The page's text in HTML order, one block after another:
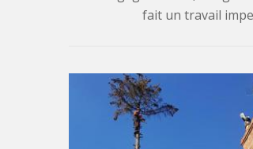
fait un travail